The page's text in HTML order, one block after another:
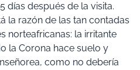
días después de la visita.
la razón de las tan contadas
norteafricanas: la irritante
la Corona hace suelo y
como no debería